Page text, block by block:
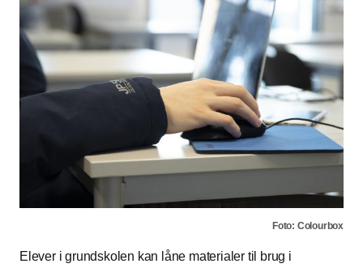
Foto: Colourbox
Elever i grundskolen kan låne materialer til brug i